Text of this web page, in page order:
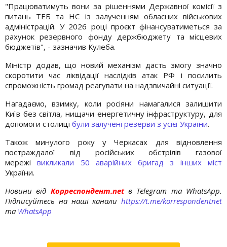
"Працюватимуть вони за рішеннями Державної комісії з
питань ТЕБ та НС із залученням обласних військових
адміністрацій. У 2026 році проєкт фінансуватиметься за
рахунок резервного фонду держбюджету та місцевих
бюджетів", - зазначив Кулеба.
Міністр додав, що новий механізм дасть змогу значно
скоротити час ліквідації наслідків атак РФ і посилить
спроможність громад реагувати на надзвичайні ситуації.
Нагадаємо, взимку, коли росіяни намагалися залишити
Київ без світла, нищачи енергетичну інфраструктуру, для
допомоги столиці були залучені резерви з усієї України.
Також минулого року у Черкасах для відновлення
постраждалої від російських обстрілів газової
мережівикликали 50 аварійних бригад з інших міст
України.
Новини від Корреспондент.netв Telegram та WhatsApp.
Підписуйтесь на наші канали https://t.me/korrespondentnet
та WhatsApp